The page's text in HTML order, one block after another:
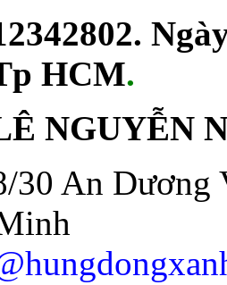
HCM.
NGUYỄN
30 An Dương